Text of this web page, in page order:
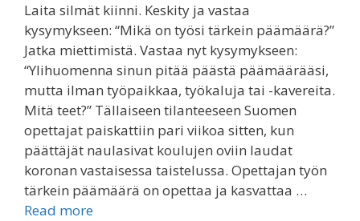
Laita silmät kiinni. Keskity ja vastaa
kysymykseen: “Mikä on työsi tärkein päämäärä?”
Jatka miettimistä. Vastaa nyt kysymykseen:
“Ylihuomenna sinun pitää päästä päämäärääsi,
mutta ilman työpaikkaa, työkaluja tai -kavereita.
Mitä teet?” Tällaiseen tilanteeseen Suomen
opettajat paiskattiin pari viikoa sitten, kun
päättäjät naulasivat koulujen oviin laudat
koronan vastaisessa taistelussa. Opettajan työn
tärkein päämäärä on opettaa ja kasvattaa …
Read more